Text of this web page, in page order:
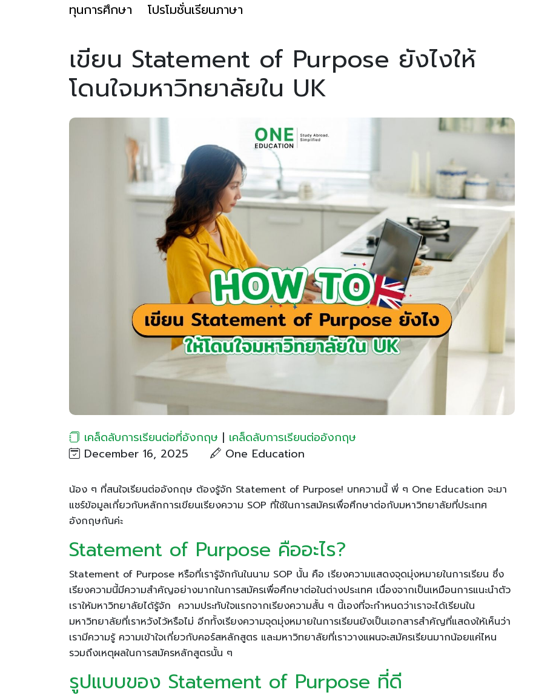
ทุนการศึกษา
โปรโมชั่นเรียนภาษา
เขียน Statement of Purpose ยังไงให้
โดนใจมหาวิทยาลัยใน UK
เคล็ดลับการเรียนต่อที่อังกฤษ | เคล็ดลับการเรียนต่ออังกฤษ
December 16, 2025
One Education
น้อง ๆ ที่สนใจเรียนต่ออังกฤษ ต้องรู้จัก Statement of Purpose! บทความนี้ พี่ ๆ One Education จะมา
แชร์ข้อมูลเกี่ยวกับหลักการเขียนเรียงความ SOP ที่ใช้ในการสมัครเพื่อศึกษาต่อกับมหาวิทยาลัยที่ประเทศ
อังกฤษกันค่ะ
Statement of Purpose คืออะไร?
Statement of Purpose หรือที่เรารู้จักกันในนาม SOP นั้น คือ เรียงความแสดงจุดมุ่งหมายในการเรียน ซึ่ง
เรียงความนี้มีความสำคัญอย่างมากในการสมัครเพื่อศึกษาต่อในต่างประเทศ เนื่องจากเป็นเหมือนการแนะนำตัว
เราให้มหาวิทยาลัยได้รู้จัก ความประทับใจแรกจากเรียงความสั้น ๆ นี้เองที่จะกำหนดว่าเราจะได้เรียนใน
มหาวิทยาลัยที่เราหวังไว้หรือไม่ อีกทั้งเรียงความจุดมุ่งหมายในการเรียนยังเป็นเอกสารสำคัญที่แสดงให้เห็นว่า
เรามีความรู้ ความเข้าใจเกี่ยวกับคอร์สหลักสูตร และมหาวิทยาลัยที่เราวางแผนจะสมัครเรียนมากน้อยแค่ไหน
รวมถึงเหตุผลในการสมัครหลักสูตรนั้น ๆ
รูปแบบของ Statement of Purpose ที่ดี